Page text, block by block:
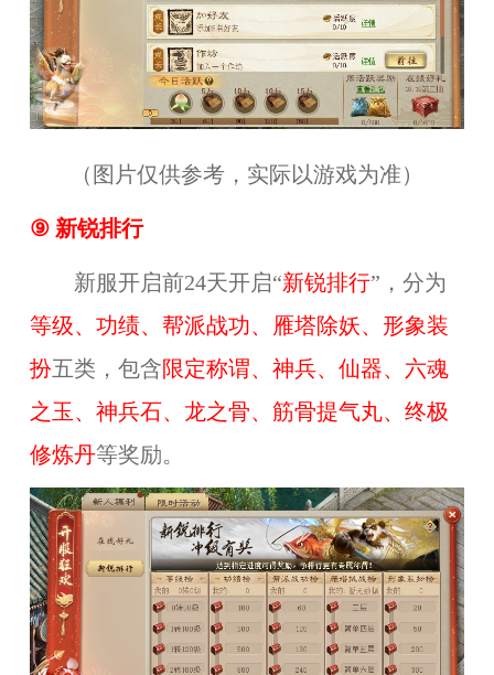
（图片仅供参考，实际以游戏为准）
⑨ 新锐排行
新服开启前24天开启“新锐排行”，分为
等级、功绩、帮派战功、雁塔除妖、形象装
扮五类，包含限定称谓、神兵、仙器、六魂
之玉、神兵石、龙之骨、筋骨提气丸、终极
修炼丹等奖励。